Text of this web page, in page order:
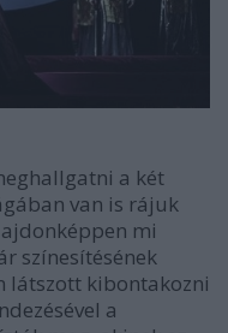
a két
van is rájuk
mi
színesítésének
látszott kibontakozni
a